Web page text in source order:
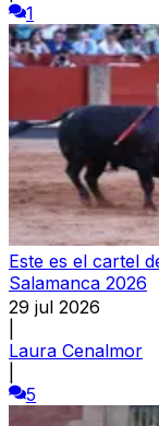
1
Este es el cartel
Salamanca 2026
29 jul 2026
Laura Cenalmor
5